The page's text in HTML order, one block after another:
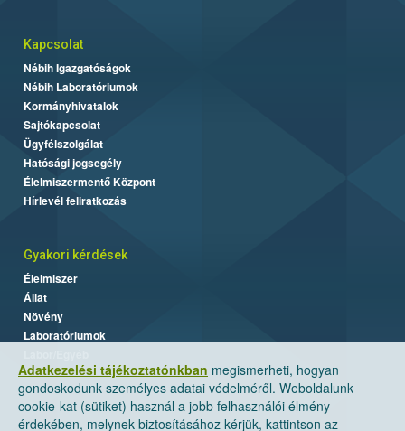
Adatkezelési tájékoztatónkban megismerheti, hogyan
gondoskodunk személyes adatai védelméről. Weboldalunk
cookie-kat (sütiket) használ a jobb felhasználói élmény
érdekében, melynek biztosításához kérjük, kattintson az
Kapcsolat
Nébih Igazgatóságok
Nébih Laboratóriumok
Kormányhivatalok
Sajtókapcsolat
Ügyfélszolgálat
Hatósági jogsegély
Élelmiszermentő Központ
Hírlevél feliratkozás
Gyakori kérdések
Élelmiszer
Állat
Növény
Laboratóriumok